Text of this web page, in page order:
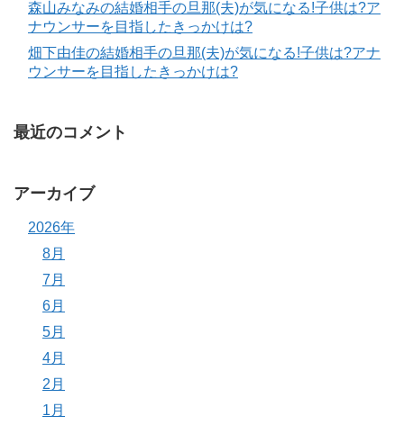
森山みなみの結婚相手の旦那(夫)が気になる!子供は?ア
ナウンサーを目指したきっかけは?
畑下由佳の結婚相手の旦那(夫)が気になる!子供は?アナ
ウンサーを目指したきっかけは?
最近のコメント
アーカイブ
2026年
8月
7月
6月
5月
4月
2月
1月